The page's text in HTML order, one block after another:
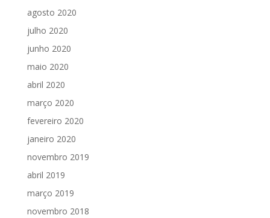
agosto 2020
julho 2020
junho 2020
maio 2020
abril 2020
março 2020
fevereiro 2020
janeiro 2020
novembro 2019
abril 2019
março 2019
novembro 2018